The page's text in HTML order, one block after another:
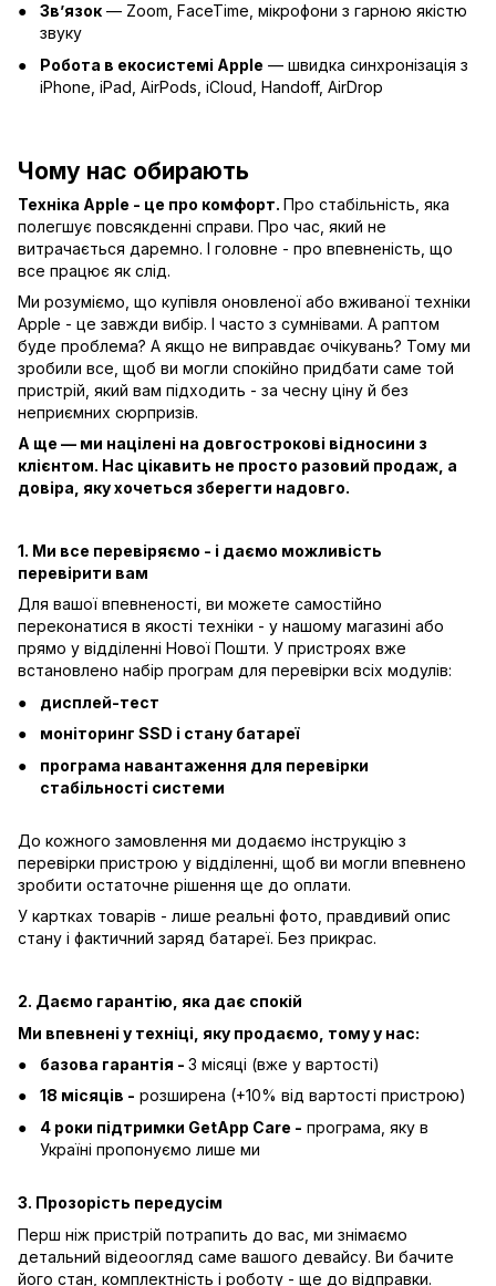
Зв’язок — Zoom, FaceTime, мікрофони з гарною якістю
звуку
Робота в екосистемі Apple — швидка синхронізація з
iPhone, iPad, AirPods, iCloud, Handoff, AirDrop
Чому нас обирають
Техніка Apple - це про комфорт. Про стабільність, яка
полегшує повсякденні справи. Про час, який не
витрачається даремно. І головне - про впевненість, що
все працює як слід.
Ми розуміємо, що купівля оновленої або вживаної техніки
Apple - це завжди вибір. І часто з сумнівами. А раптом
буде проблема? А якщо не виправдає очікувань? Тому ми
зробили все, щоб ви могли спокійно придбати саме той
пристрій, який вам підходить - за чесну ціну й без
неприємних сюрпризів.
А ще — ми націлені на довгострокові відносини з
клієнтом. Нас цікавить не просто разовий продаж, а
довіра, яку хочеться зберегти надовго.
1. Ми все перевіряємо - і даємо можливість
перевірити вам
Для вашої впевненості, ви можете самостійно
переконатися в якості техніки - у нашому магазині або
прямо у відділенні Нової Пошти. У пристроях вже
встановлено набір програм для перевірки всіх модулів:
дисплей-тест
моніторинг SSD і стану батареї
програма навантаження для перевірки
стабільності системи
До кожного замовлення ми додаємо інструкцію з
перевірки пристрою у відділенні, щоб ви могли впевнено
зробити остаточне рішення ще до оплати.
У картках товарів - лише реальні фото, правдивий опис
стану і фактичний заряд батареї. Без прикрас.
2. Даємо гарантію, яка дає спокій
Ми впевнені у техніці, яку продаємо, тому у нас:
базова гарантія - 3 місяці (вже у вартості)
18 місяців - розширена (+10% від вартості пристрою)
4 роки підтримки GetApp Care - програма, яку в
Україні пропонуємо лише ми
3. Прозорість передусім
Перш ніж пристрій потрапить до вас, ми знімаємо
детальний відеоогляд саме вашого девайсу. Ви бачите
його стан, комплектність і роботу - ще до відправки.